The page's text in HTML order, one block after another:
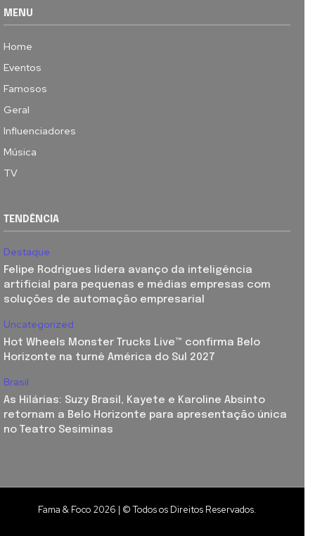
MENU
Home
Eventos
Famosos
Geral
Influenciadores
Música
TV
TENDÊNCIA
Destaque
Felipe Rodrigues lidera avanço da inteligência
artificial para pequenas e médias empresas com
soluções de automação empresarial
Uncategorized
Hot Wheels Monster Trucks Live™ confirma Belo
Horizonte na turnê América do Sul 2027
Brasil
As Hilárias: Suzy Brasil, Kayete e Karoline Absinto
retornam a Belo Horizonte para apresentação única
no Teatro Sesiminas
Fama & Foco 2026 | © Todos os Direitos Reservados.